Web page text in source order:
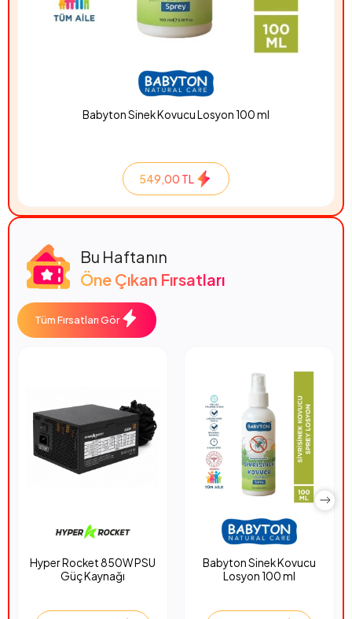
Babyton Sinek Kovucu Losyon 100 ml
549,00 TL
Bu Haftanın
Öne Çıkan Fırsatları
Tüm Fırsatları Gör
Hyper Rocket 850W PSU
Güç Kaynağı
Babyton Sinek Kovucu
Losyon 100 ml